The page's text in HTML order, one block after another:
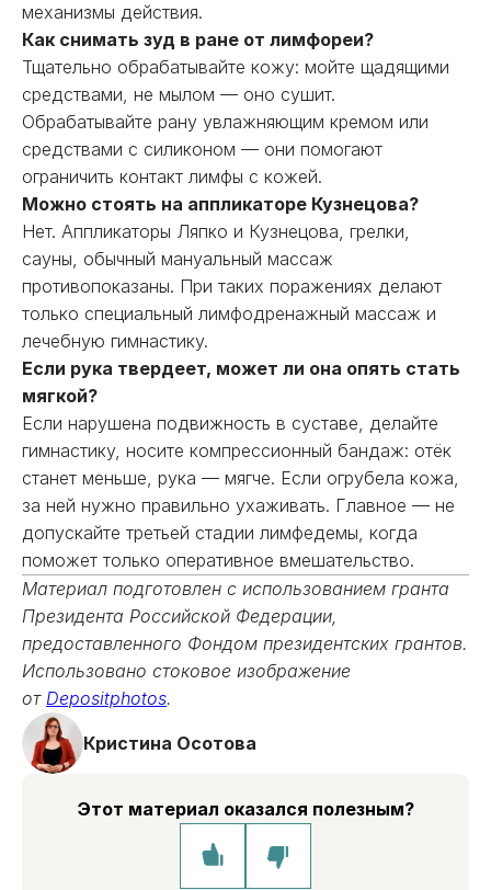
механизмы действия.
Как снимать зуд в ране от лимфореи?
Тщательно обрабатывайте кожу: мойте щадящими
средствами, не мылом — оно сушит.
Обрабатывайте рану увлажняющим кремом или
средствами с силиконом — они помогают
ограничить контакт лимфы с кожей.
Можно стоять на аппликаторе Кузнецова?
Нет. Аппликаторы Ляпко и Кузнецова, грелки,
сауны, обычный мануальный массаж
противопоказаны. При таких поражениях делают
только специальный лимфодренажный массаж и
лечебную гимнастику.
Если рука твердеет, может ли она опять стать
мягкой?
Если нарушена подвижность в суставе, делайте
гимнастику, носите компрессионный бандаж: отёк
станет меньше, рука — мягче. Если огрубела кожа,
за ней нужно правильно ухаживать. Главное — не
допускайте третьей стадии лимфедемы, когда
поможет только оперативное вмешательство.
Материал подготовлен с использованием гранта
Президента Российской Федерации,
предоставленного Фондом президентских грантов.
Использовано стоковое изображение
от Depositphotos.
Кристина Осотова
Этот материал оказался полезным?